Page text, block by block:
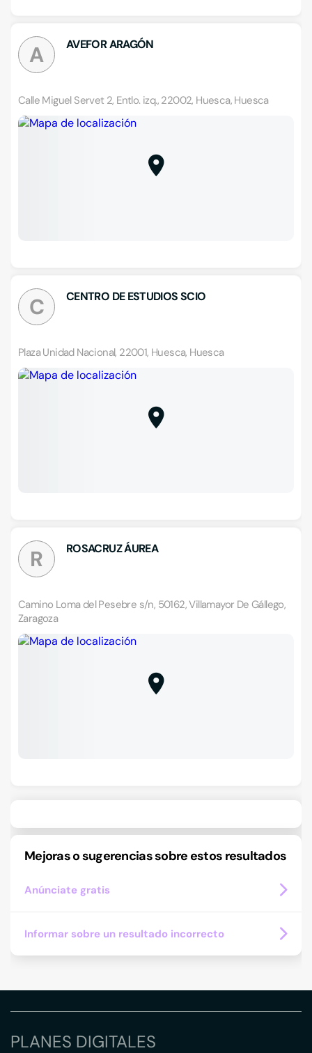
A AVEFOR ARAGÓN
Calle Miguel Servet 2, Entlo. izq., 22002, Huesca, Huesca
C CENTRO DE ESTUDIOS SCIO
Plaza Unidad Nacional, 22001, Huesca, Huesca
R ROSACRUZ ÁUREA
Camino Loma del Pesebre s/n, 50162, Villamayor De Gállego,
Zaragoza
Mejoras o sugerencias sobre estos resultados
Anúnciate gratis
Informar sobre un resultado incorrecto
PLANES DIGITALES